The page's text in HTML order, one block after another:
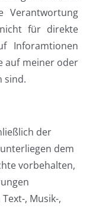
Verantwortung
für direkte
Inforamtionen
auf meiner oder
sind.
der
dem
vorbehalten,
, Musik-,